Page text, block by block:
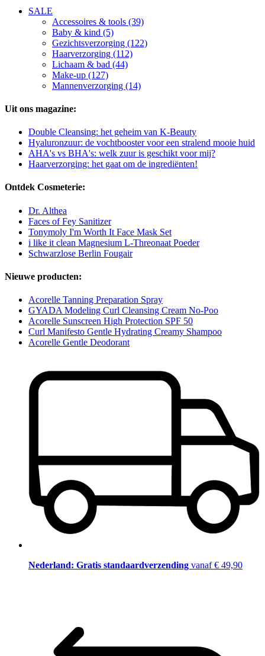
SALE
Accessoires & tools (39)
Baby & kind (5)
Gezichtsverzorging (122)
Haarverzorging (112)
Lichaam & bad (44)
Make-up (127)
Mannenverzorging (14)
Uit ons magazine:
Double Cleansing: het geheim van K-Beauty
Hyaluronzuur: de vochtbooster voor een stralend mooie huid
AHA's vs BHA's: welk zuur is geschikt voor mij?
Haarverzorging: het gaat om de ingrediënten!
Ontdek Cosmeterie:
Dr. Althea
Faces of Fey Sanitizer
Tonymoly I'm Worth It Face Mask Set
i like it clean Magnesium L-Threonaat Poeder
Schwarzlose Berlin Fougair
Nieuwe producten:
Acorelle Tanning Preparation Spray
GYADA Modeling Curl Cleansing Cream No-Poo
Acorelle Sunscreen High Protection SPF 50
Curl Manifesto Gentle Hydrating Creamy Shampoo
Acorelle Gentle Deodorant
Nederland: Gratis standaardverzending vanaf € 49,90